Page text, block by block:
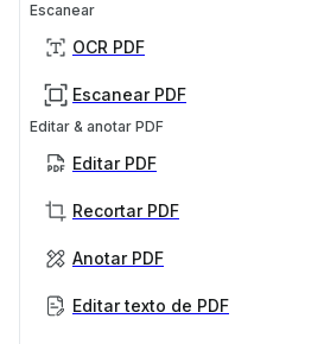
Escanear
OCR PDF
Escanear PDF
Editar & anotar PDF
Editar PDF
Recortar PDF
Anotar PDF
Editar texto de PDF